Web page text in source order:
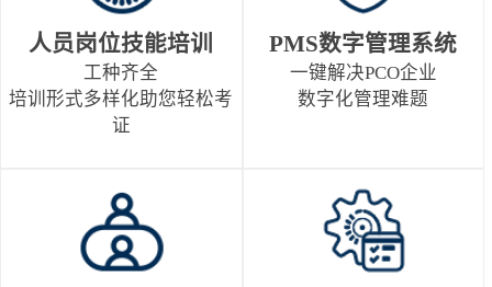
人员岗位技能培训
工种齐全
培训形式多样化助您轻松考
证
PMS数字管理系统
一键解决PCO企业
数字化管理难题